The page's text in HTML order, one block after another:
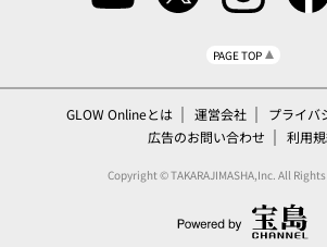
PAGE TOP
GLOW Onlineとは 運営会社
プライバ
広告のお問い合わせ
利用
Copyright © TAKARAJIMASHA,Inc. All